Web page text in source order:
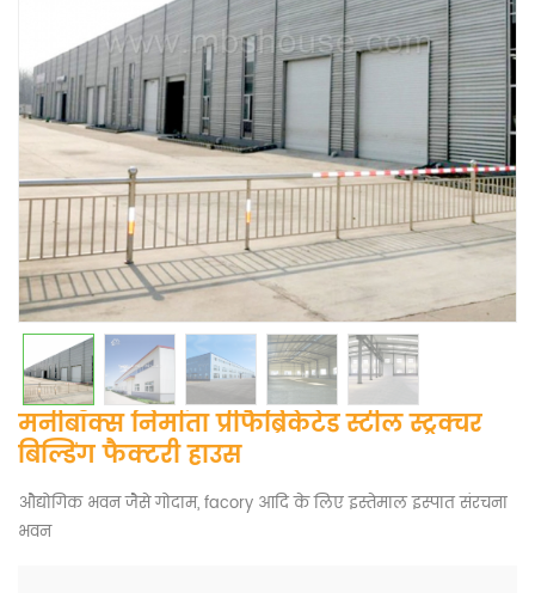
मनीबॉक्स निर्माता प्रीफैब्रिकेटेड स्टील स्ट्रक्चर
बिल्डिंग फैक्टरी हाउस
औद्योगिक भवन जैसे गोदाम, facory आदि के लिए इस्तेमाल इस्पात संरचना
भवन